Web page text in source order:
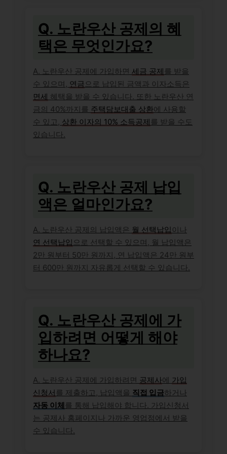
Q. 노란우산 공제의 혜
택은 무엇인가요?
A. 노란우산 공제에 가입하면 세금 공제를 받을
수 있으며, 연금으로 납입된 금액과 이자소득은
면세 혜택을 받을 수 있습니다. 또한 노란우산 연
금의 40%까지를 주택담보대출 상환에 사용할
수 있고, 상환 이자의 10% 소득공제를 받을 수도
있습니다.
Q. 노란우산 공제 납입
액은 얼마인가요?
A. 노란우산 공제의 납입액은 월 선택납입 이나
연 선택납입 으로 선택할 수 있으며, 월 납입액은
2만 원부터 50만 원까지, 연 납입액은 24만 원부
터 600만 원까지 자유롭게 선택할 수 있습니다.
Q. 노란우산 공제에 가
입하려면 어떻게 해야
하나요?
A. 노란우산 공제에 가입하려면 공제사에 가입
신청서를 제출하고, 납입액을 직접 입금하거나
자동 이체 를 통해 납입해야 합니다. 가입신청서
는 공제사 홈페이지나 가까운 영업점에서 받을
수 있습니다.